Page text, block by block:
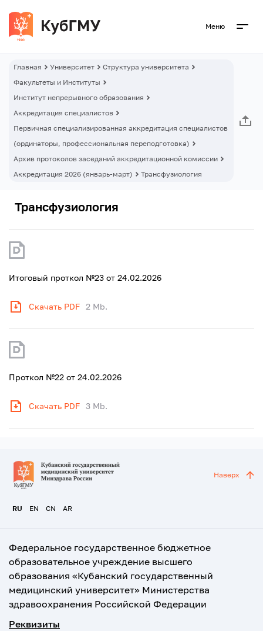
Меню
Главная Университет
Структура университета
Факультеты и Институты
Институт непрерывного образования
Аккредитация специалистов
Первичная специализированная аккредитация специалистов
(ординаторы, профессиональная переподготовка)
Архив протоколов заседаний аккредитационной комиссии
Аккредитация 2026 (январь-март)
Трансфузиология
Трансфузиология
Итоговый проткол №23 от 24.02.2026
Скачать PDF 2 Mb.
Проткол №22 от 24.02.2026
Скачать PDF 3 Mb.
RU EN CN AR
Наверх
Федеральное государственное бюджетное
образовательное учреждение высшего
образования «Кубанский государственный
медицинский университет» Министерства
здравоохранения Российской Федерации
Реквизиты